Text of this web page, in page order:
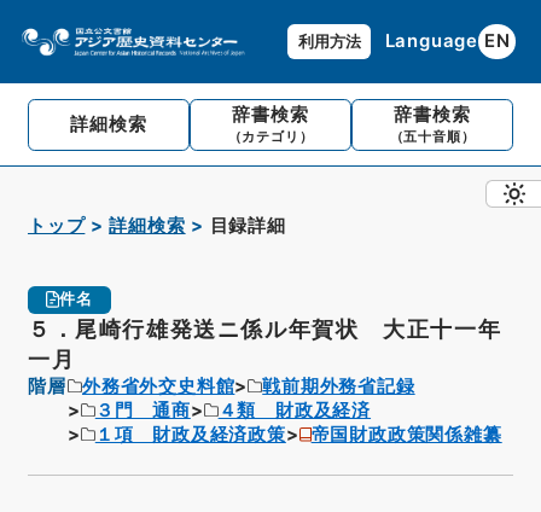
利用方法 Language EN
詳細検索 辞書検索
（カテゴリ）
辞書検索
（五十音順）
トップ 詳細検索 目録詳細
件名
５．尾崎行雄発送ニ係ル年賀状 大正十一年
一月
階層 外務省外交史料館
戦前期外務省記録
３門 通商
４類 財政及経済
１項 財政及経済政策
帝国財政政策関係雑纂